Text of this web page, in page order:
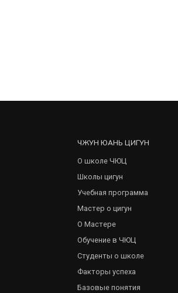
ЧЖУН ЮАНЬ ЦИГУН
О школе ЧЮЦ
Школы цигун
Учебная программа
Мастер о цигун
О Мастере
Обучение в ЧЮЦ
Студенты о школе
Факторы успеха
Базовые понятия